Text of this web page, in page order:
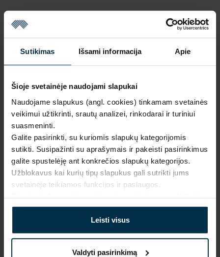
Sutikimas Išsami informacija Apie
Šioje svetainėje naudojami slapukai
Naudojame slapukus (angl. cookies) tinkamam svetainės
veikimui užtikrinti, srautų analizei, rinkodarai ir turiniui
suasmeninti.
Galite pasirinkti, su kuriomis slapukų kategorijomis
sutikti. Susipažinti su aprašymais ir pakeisti pasirinkimus
galite spustelėję ant konkrečios slapukų kategorijos.
Užblokavus kai kurių tipų slapukus gali sutrikti jums
svetainėje teikiamos funkcijos ir paslaugos.
Leisti visus
Valdyti pasirinkimą
Mūsų
dizainai
2.naudojant
saulės
energiją
3.
Inovatyvūs
gamybos
sprendimai
Firminė ir
internetinė
parduotuvė
Produkcija
gamintojo
Nedidelės
kaina
aukščiausios kokybės lino
tekstilės gaminiai be jokių
tarpininkų mokesčių.